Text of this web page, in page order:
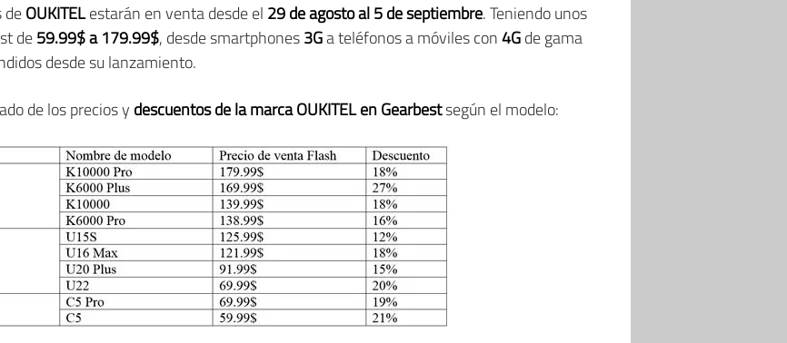
deOUKITELestarán en venta desde el 29 de agosto al 5 de septiembre. Teniendo unos
de59.99$ a 179.99$, desde smartphones3Ga teléfonos a móviles con4Gde gama
desde su lanzamiento.
de los precios y descuentos de la marca OUKITEL en Gearbestsegún el modelo: